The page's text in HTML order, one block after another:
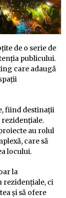
de o serie de
publicului.
care adaugă
fiind destinații
au rolul
care să
locului.
la
rezidențiale, ci
și să ofere